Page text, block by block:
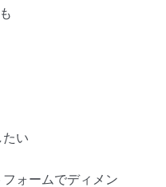
たい
ォームでディメン